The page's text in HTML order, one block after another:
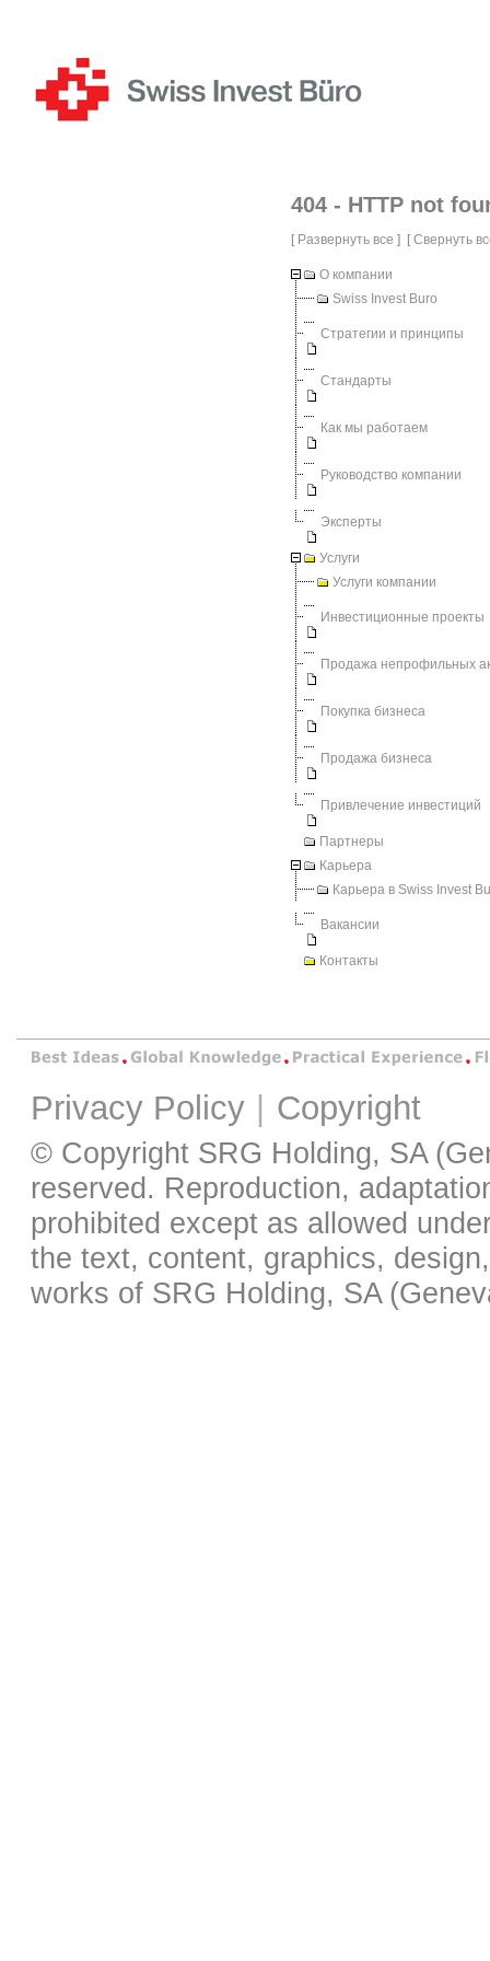
404 - HTTP not
[ Развернуть все ] [ Свернуть
О компании
Swiss Invest Buro
Стратегии и принципы
Стандарты
Как мы работаем
Руководство компании
Эксперты
Услуги
Услуги компании
Инвестиционные проекты
Продажа непрофильных
Покупка бизнеса
Продажа бизнеса
Привлечение инвестиций
Партнеры
Карьера
Карьера в Swiss Invest
Вакансии
Контакты
Privacy Policy Copyright
© Copyright SRG Holding, SA
reserved. Reproduction,
prohibited except as allowed
the text, content, graphics,
works of SRG Holding, SA